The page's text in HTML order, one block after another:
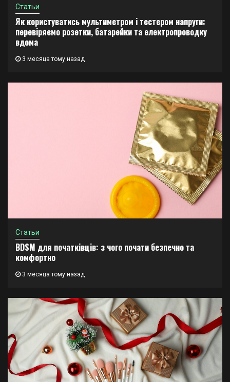
Статьи
Як користуватись мультиметром і тестером напруги:
перевіряємо розетки, батарейки та електропроводку
вдома
3 месяца тому назад
Статьи
BDSM для початківців: з чого почати безпечно та
комфортно
3 месяца тому назад